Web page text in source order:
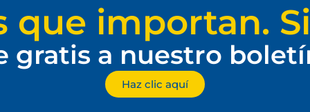
que importan.
gratis a nuestro
Haz clic aquí